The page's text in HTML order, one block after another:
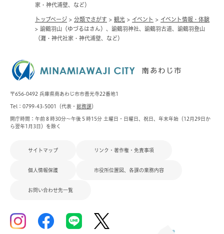
家・神代浦壁、など）
トップページ > 分類でさがす > 観光 > イベント > イベント情報・体験
> 諭鶴羽山（ゆづるはさん）、諭鶴羽神社、諭鶴羽古道、諭鶴羽登山
（灘・神代社家・神代浦壁、など）
〒656-0492 兵庫県南あわじ市市善光寺22番地1
Tel：0799-43-5001（代表・ 総務課）
開庁時間：午前８時30分～午後５時15分 土曜日・日曜日、祝日、年末年始（12月29日か
ら翌年1月3日）を除く
サイトマップ リンク・著作権・免責事項
個人情報保護 市役所位置図、各課の業務内容
お問い合わせ先一覧